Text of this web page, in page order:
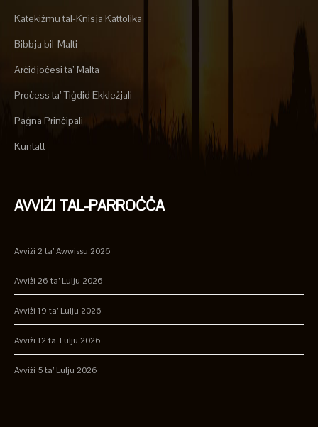
Katekiżmu tal-Knisja Kattolika
Bibbja bil-Malti
Arċidjoċesi ta’ Malta
Proċess ta’ Tiġdid Ekkleżjali
Paġna Prinċipali
Kuntatt
AVVIŻI TAL-PARROĊĊA
Avviżi 2 ta’ Awwissu 2026
Avviżi 26 ta’ Lulju 2026
Avviżi 19 ta’ Lulju 2026
Avviżi 12 ta’ Lulju 2026
Avviżi 5 ta’ Lulju 2026